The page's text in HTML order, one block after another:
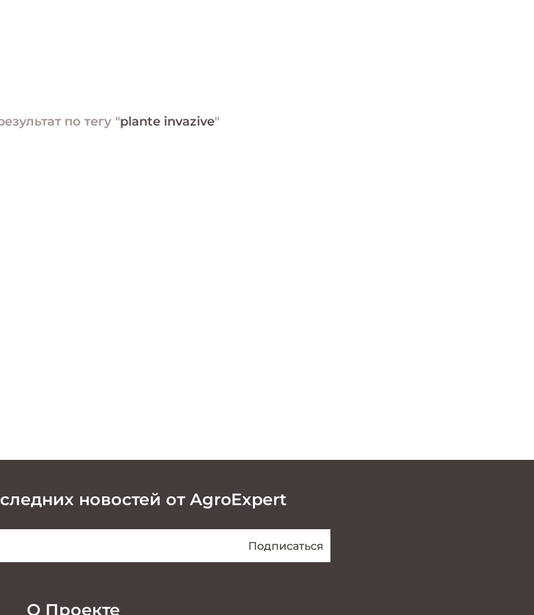
по тегу "plante invazive"
новостей от AgroExpert
О Проекте